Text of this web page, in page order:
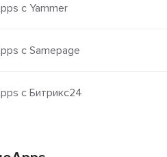
с Yammer
с Samepage
с Битрикс24